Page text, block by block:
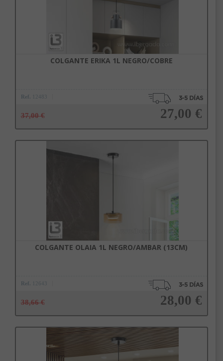
COLGANTE ERIKA 1L NEGRO/COBRE
Ref.
37,00 € 27,00 €
Añadir a la cesta
COLGANTE OLAIA 1L NEGRO/AMBAR (13CM)
Ref. 12643
38,66 € 28,00 €
Añadir a la cesta